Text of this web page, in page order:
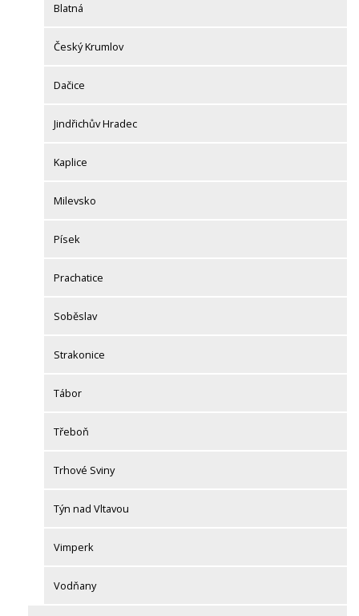
Blatná
Český Krumlov
Dačice
Jindřichův Hradec
Kaplice
Milevsko
Písek
Prachatice
Soběslav
Strakonice
Tábor
Třeboň
Trhové Sviny
Týn nad Vltavou
Vimperk
Vodňany